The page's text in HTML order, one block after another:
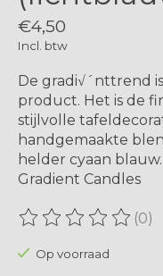
€4,50
Incl. btw
De gradi√´nttrend
product. Het is de
stijlvolle
handgemaakte
helder cyaan
Gradient Candles
De beoordeling (0)
Op voorraad